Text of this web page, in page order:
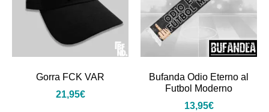
Gorra FCK VAR
21,95€
Bufanda Odio Eterno al
Futbol Moderno
13,95€